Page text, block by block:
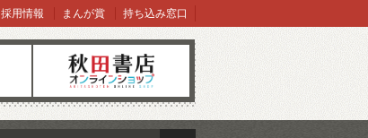
オンラインショップ
採用情報 まんが賞 持ち込み窓口